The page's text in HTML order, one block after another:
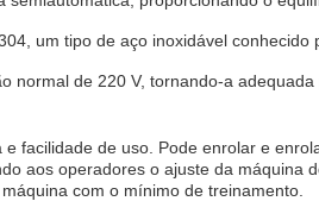
um tipo de aço inoxidável
normal de 220 V, tornando-a
facilidade de uso. Pode enrolar e
aos operadores o ajuste da
com o mínimo de treinamento.